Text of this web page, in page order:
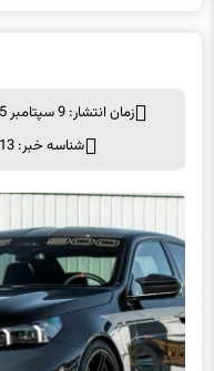
زمان انتشار: 9 سپتامبر 2025 ساعت 13:15
شناسه خبر: 430213